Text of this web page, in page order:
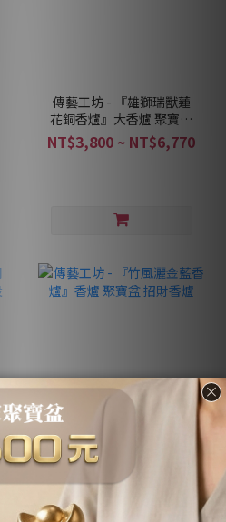
傳藝工坊 - 『雄獅瑞獸蓮
花銅香爐』大香爐 聚寶盆
居家擺設 香道茶席精品
NT$3,800 ~ NT$6,770
傳藝工坊 - 『竹風灑金藍
香爐』香爐 聚寶盆 招財香
爐
NT$880 ~ NT$1,880